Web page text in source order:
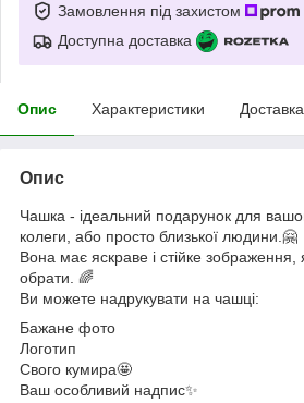
Замовлення під захистом
Доступна доставка
Опис Характеристики Доставка
Опис
Чашка - ідеальний подарунок для
колеги, або просто близької людини.🤗
Вона має яскраве і стійке
обрати. 🌈
Ви можете надрукувати на чашці:
Бажане фото
Логотип
Свого кумира🤩
Ваш особливий надпис✨